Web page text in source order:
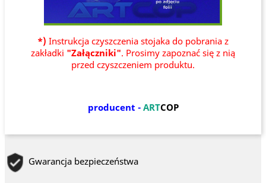
*) Instrukcja czyszczenia stojaka do pobrania z
zakładki "Załączniki". Prosimy zapoznać się z nią
przed czyszczeniem produktu.
producent - ARTCOP
Gwarancja bezpieczeństwa